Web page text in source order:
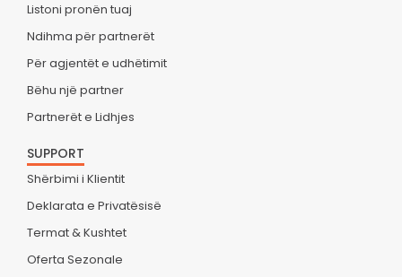
Listoni pronën tuaj
Ndihma për partnerët
Për agjentët e udhëtimit
Bëhu një partner
Partnerët e Lidhjes
SUPPORT
Shërbimi i Klientit
Deklarata e Privatësisë
Termat & Kushtet
Oferta Sezonale